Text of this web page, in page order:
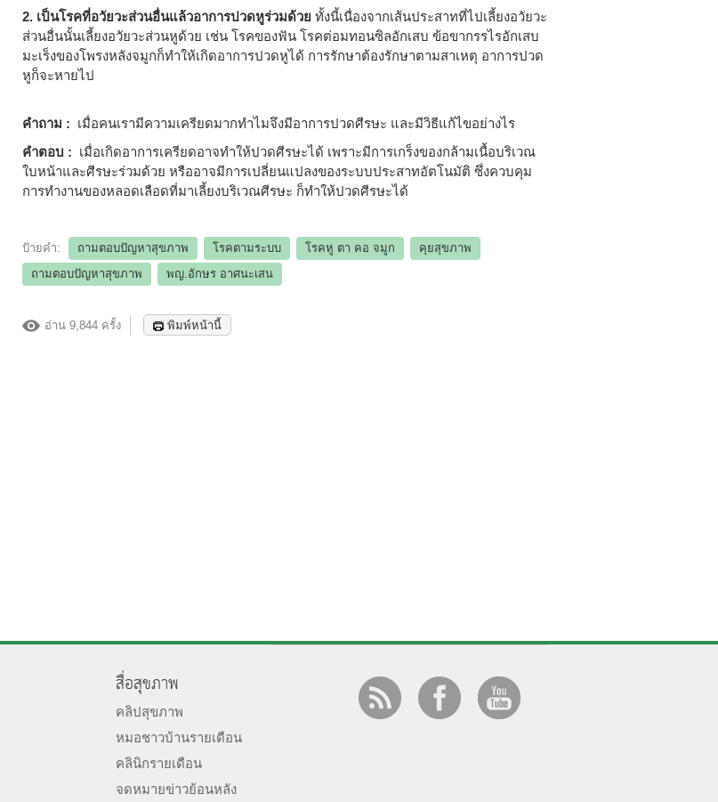
2. เป็นโรคที่อวัยวะส่วนอื่นแล้วอาการปวดหูร่วมด้วย ทั้งนี้เนื่องจากเส้นประสาทที่ไปเลี้ยงอวัยวะ
ส่วนอื่นนั้นเลี้ยงอวัยวะส่วนหูด้วย เช่น โรคของฟัน โรคต่อมทอนซิลอักเสบ ข้อขากรรไรอักเสบ
มะเร็งของโพรงหลังจมูกก็ทำให้เกิดอาการปวดหูได้ การรักษาต้องรักษาตามสาเหตุ อาการปวด
หูก็จะหายไป
คำถาม : เมื่อคนเรามีความเครียดมากทำไมจึงมีอาการปวดศีรษะ และมีวิธีแก้ไขอย่างไร
คำตอบ : เมื่อเกิดอาการเครียดอาจทำให้ปวดศีรษะได้ เพราะมีการเกร็งของกล้ามเนื้อบริเวณ
ใบหน้าและศีรษะร่วมด้วย หรืออาจมีการเปลี่ยนแปลงของระบบประสาทอัตโนมัติ ซึ่งควบคุม
การทำงานของหลอดเลือดที่มาเลี้ยงบริเวณศีรษะ ก็ทำให้ปวดศีรษะได้
ป้ายคำ: ถามตอบปัญหาสุขภาพ โรคตามระบบ โรคหู ตา คอ จมูก
คุยสุขภาพ
ถามตอบปัญหาสุขภาพ
พญ.อักษร อาศนะเสน
อ่าน 9,844 ครั้ง พิมพ์หน้านี้
สื่อสุขภาพ
คลิปสุขภาพ
หมอชาวบ้านรายเดือน
คลินิกรายเดือน
จดหมายข่าวย้อนหลัง